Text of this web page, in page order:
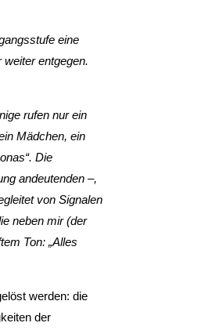
eine
entgegen.
rufen nur ein
Mädchen, ein
Die
andeutenden –,
von Signalen
neben mir (der
Ton: „Alles
werden: die
der